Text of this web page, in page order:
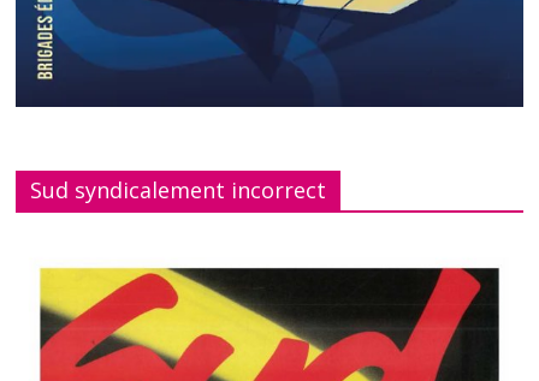
Sud syndicalement incorrect